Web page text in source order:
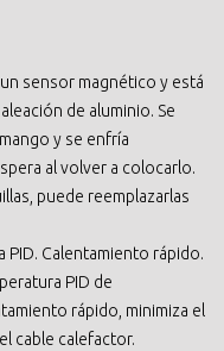
sensor magnético y está
de aluminio. Se
y se enfría
al volver a colocarlo.
puede reemplazarlas
Calentamiento rápido.
PID de
rápido, minimiza el
cable calefactor.